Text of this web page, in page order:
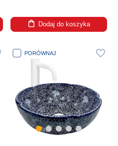
Dodaj do koszyka
PORÓWNAJ